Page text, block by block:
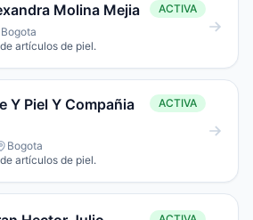
Molina Mejia ACTIVA
Bogota
artículos de piel.
Y Piel Y Compañia
ACTIVA
Bogota
artículos de piel.